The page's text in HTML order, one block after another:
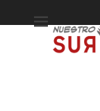
Espacio de